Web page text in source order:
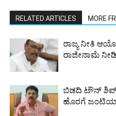
RELATED ARTICLES MORE
ರಾಜ್ಯ ನೀತಿ
ರಾಜೀನಾಮೆ
ಬಿಡದಿ ಟೌನ್ ಶಿಪ್
ಹೊರಗೆ